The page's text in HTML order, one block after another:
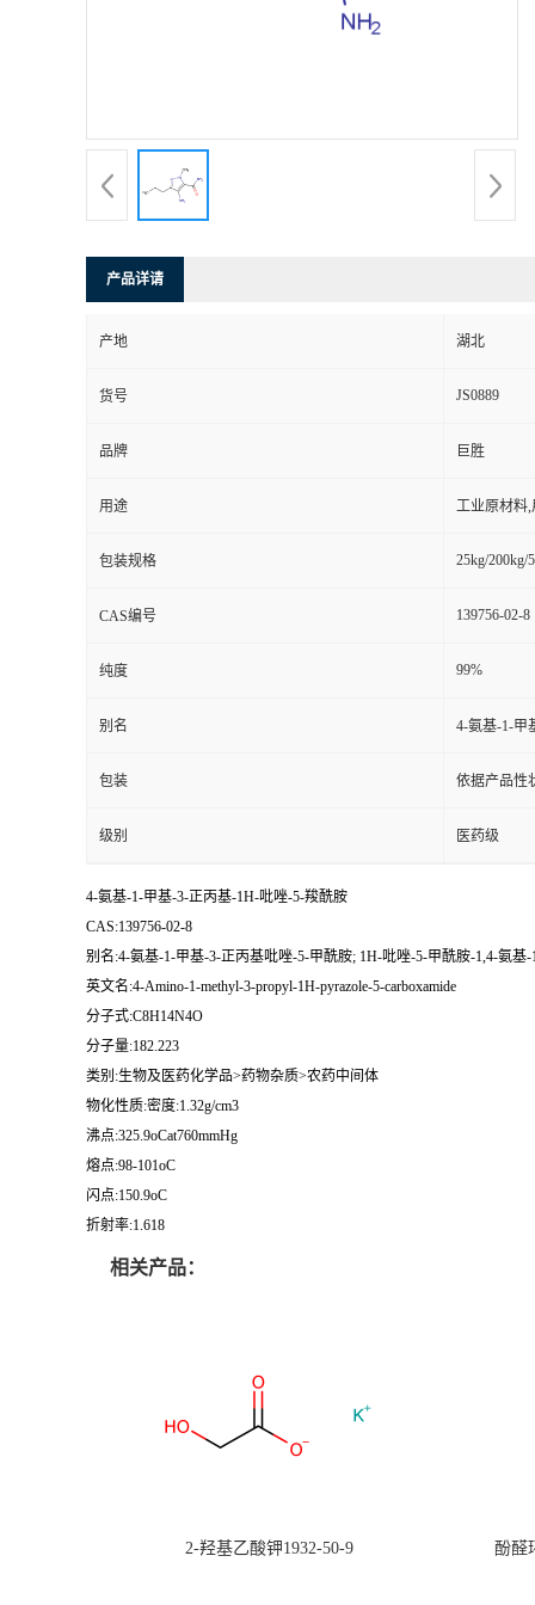
产品详请
产地 湖北
货号 JS0889
品牌 巨胜
用途 工业原材料
包装规格 25kg/200kg/
CAS编号 139756-02-8
纯度 99%
别名 4-氨基-1-甲
包装 依据产品性
级别 医药级
4-氨基-1-甲基-3-正丙基-1H-吡唑-5-羧酰胺
CAS:139756-02-8
别名:4-氨基-1-甲基-3-正丙基吡唑-5-甲酰胺; 1H-吡唑-5-甲酰胺-1,4-氨
英文名:4-Amino-1-methyl-3-propyl-1H-pyrazole-5-carboxamide
分子式:C8H14N4O
分子量:182.223
类别:生物及医药化学品>药物杂质>农药中间体
物化性质:密度:1.32g/cm3
沸点:325.9oCat760mmHg
熔点:98-101oC
闪点:150.9oC
折射率:1.618
相关产品：
2-羟基乙酸钾1932-50-9 酚醛